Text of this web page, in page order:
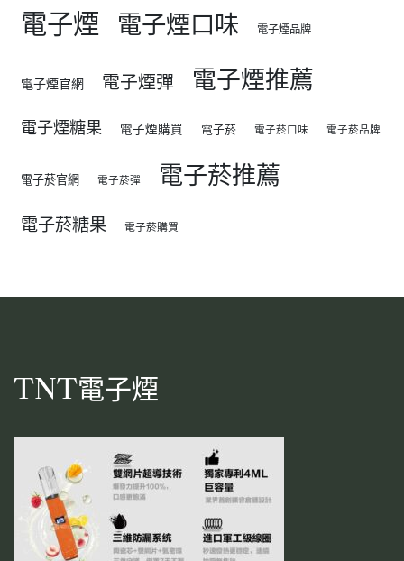
電子煙 電子煙口味 電子煙品牌
電子煙官網 電子煙彈 電子煙推薦
電子煙糖果 電子煙購買 電子菸 電子菸口味 電子菸品牌
電子菸官網 電子菸彈 電子菸推薦
電子菸糖果 電子菸購買
TNT電子煙